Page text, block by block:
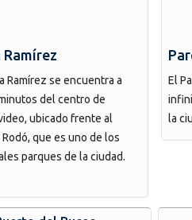
Ramírez
Ramírez se encuentra a
del centro de
ubicado frente al
que es uno de los
parques de la ciudad.
El
la